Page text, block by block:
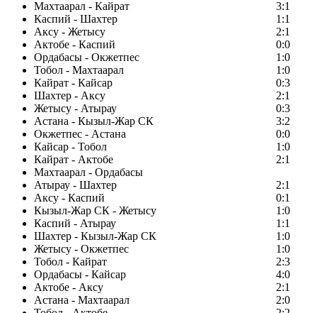
Махтаарал - Кайрат
3:1
Каспий - Шахтер
1:1
Аксу - Жетысу
2:1
Актобе - Каспий
0:0
Ордабасы - Окжетпес
1:0
Тобол - Махтаарал
1:0
Кайрат - Кайсар
0:3
Шахтер - Аксу
2:1
Жетысу - Атырау
0:3
Астана - Кызыл-Жар СК
3:2
Окжетпес - Астана
0:0
Кайсар - Тобол
1:0
Кайрат - Актобе
2:1
Махтаарал - Ордабасы
Атырау - Шахтер
2:1
Аксу - Каспий
0:1
Кызыл-Жар СК - Жетысу
1:0
Каспий - Атырау
1:1
Шахтер - Кызыл-Жар СК
1:0
Жетысу - Окжетпес
1:0
Тобол - Кайрат
2:3
Ордабасы - Кайсар
4:0
Актобе - Аксу
2:1
Астана - Махтаарал
2:0